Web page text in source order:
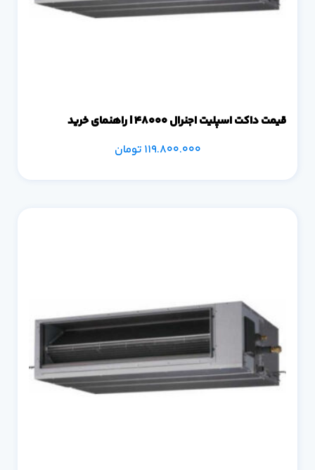
قیمت داکت اسپلیت اجنرال 48000 | راهنمای خرید
119.800.000تومان